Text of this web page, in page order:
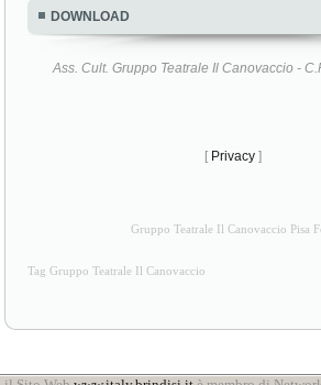
DOWNLOAD
Ass. Cult. Gruppo Teatrale Il Canovaccio -
[ Privacy ]
Gruppo Teatrale Il Canovaccio Pisa
Tag Gruppo Teatrale Il Canovaccio